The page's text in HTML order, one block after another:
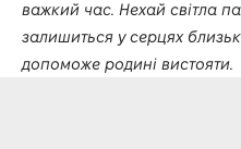
важкий час. Нехай світла
залишиться у серцях
допоможе родині вистояти.